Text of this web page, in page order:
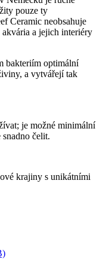
pouze ty
Ceramic neobsahuje
akvária a jejich interiéry
bakteriím optimální
a vytvářejí tak
je možné minimální
čelit.
krajiny s unikátními